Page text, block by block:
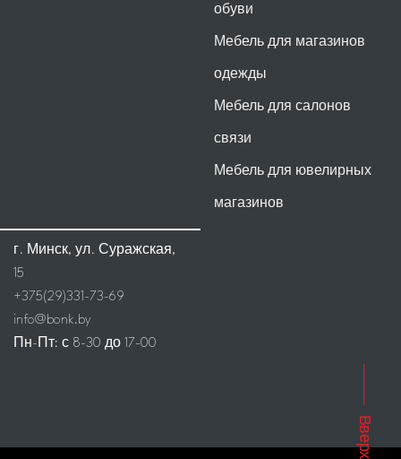
обуви
Мебель для магазинов
одежды
Мебель для салонов
связи
Мебель для ювелирных
магазинов
г. Минск, ул. Суражская,
15
+375(29)331-73-69
info@bonk.by
Пн-Пт: с 8-30 до 17-00
Вверх